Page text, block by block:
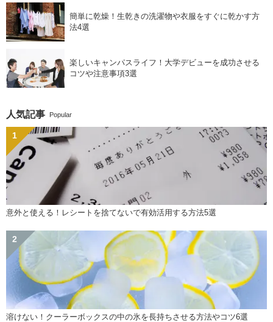
簡単に乾燥！生乾きの洗濯物や衣服をすぐに乾かす方
法4選
楽しいキャンパスライフ！大学デビューを成功させる
コツや注意事項3選
人気記事 Popular
意外と使える！レシートを捨てないで有効活用する方法5選
溶けない！クーラーボックスの中の氷を長持ちさせる方法やコツ6選